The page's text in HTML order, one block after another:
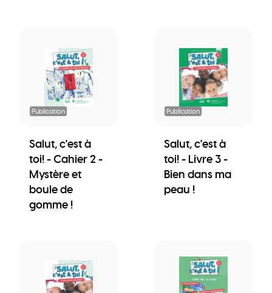
Publication
Salut, c'est à
toi! - Cahier 2 -
Mystère et
boule de
gomme !
Publication
Salut, c'est à
toi! - Livre 3 -
Bien dans ma
peau !